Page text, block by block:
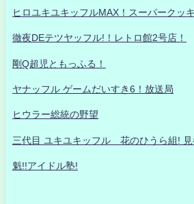
ヒロユキユキッフルMAX！スーパークッキ
徹夜DEテツヤッフル!！レトロ館2号店！
剛Q超児ともっふる！
ヤナッフル ゲームだいすき6！放送局
ヒウラー総統の野望
三代目 ユキユキッフル 花のひうら組! 見
魁!!アイドル塾!